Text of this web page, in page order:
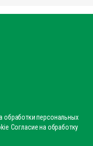
обработки персональных
Согласие на обработку